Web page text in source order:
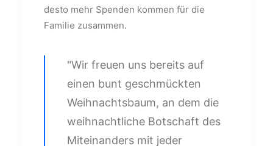
desto mehr Spenden kommen für die
Familie zusammen.
"Wir freuen uns bereits auf
einen bunt geschmückten
Weihnachtsbaum, an dem die
weihnachtliche Botschaft des
Miteinanders mit jeder